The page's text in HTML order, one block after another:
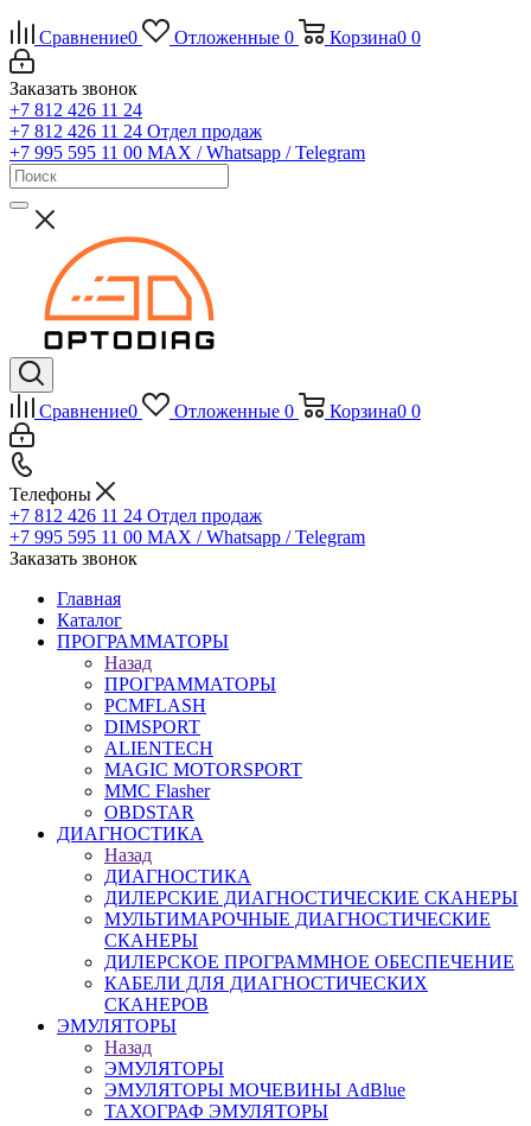
Сравнение0 Отложенные 0 Корзина0 0
Заказать звонок
+7 812 426 11 24
+7 812 426 11 24 Отдел продаж
+7 995 595 11 00 MAX / Whatsapp / Telegram
Сравнение0 Отложенные 0 Корзина0 0
Телефоны
+7 812 426 11 24 Отдел продаж
+7 995 595 11 00 MAX / Whatsapp / Telegram
Заказать звонок
Главная
Каталог
ПРОГРАММАТОРЫ
Назад
ПРОГРАММАТОРЫ
PCMFLASH
DIMSPORT
ALIENTECH
MAGIC MOTORSPORT
MMC Flasher
OBDSTAR
ДИАГНОСТИКА
Назад
ДИАГНОСТИКА
ДИЛЕРСКИЕ ДИАГНОСТИЧЕСКИЕ СКАНЕРЫ
МУЛЬТИМАРОЧНЫЕ ДИАГНОСТИЧЕСКИЕ
СКАНЕРЫ
ДИЛЕРСКОЕ ПРОГРАММНОЕ ОБЕСПЕЧЕНИЕ
КАБЕЛИ ДЛЯ ДИАГНОСТИЧЕСКИХ
СКАНЕРОВ
ЭМУЛЯТОРЫ
Назад
ЭМУЛЯТОРЫ
ЭМУЛЯТОРЫ МОЧЕВИНЫ АdBlue
ТАХОГРАФ ЭМУЛЯТОРЫ